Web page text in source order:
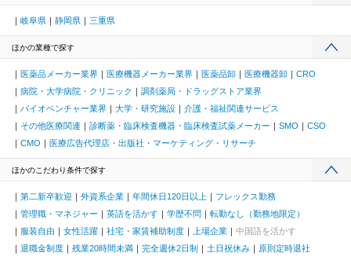
岐阜県 静岡県 三重県
ほかの業種で探す
医薬品メーカー業界 医療機器メーカー業界 医薬品卸 医療機器卸
CRO
病院・大学病院・クリニック
調剤薬局・ドラッグストア業界
バイオベンチャー業界
大学・研究施設
介護・福祉関連サービス
その他医療関連
診断薬・臨床検査機器・臨床検査試薬メーカー SMO
CSO
CMO
医療広告代理店・出版社・マーケティング・リサーチ
ほかのこだわり条件で探す
第二新卒歓迎 外資系企業 年間休日120日以上
フレックス勤務
管理職・マネジャー
英語を活かす 学歴不問
転勤なし（勤務地限定）
服装自由
女性活躍 社宅・家賃補助制度 上場企業
中国語を活かす
退職金制度
残業20時間未満 完全週休2日制 土日祝休み
原則定時退社